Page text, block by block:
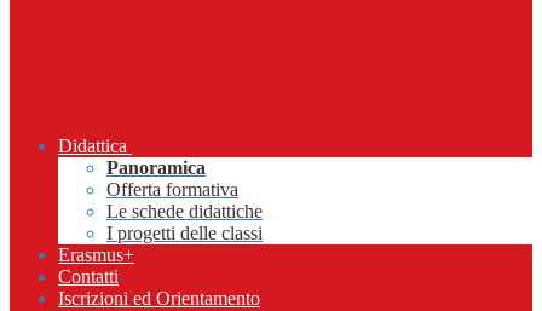
Didattica
Panoramica
Offerta formativa
Le schede didattiche
I progetti delle classi
Erasmus+
Contatti
Iscrizioni ed Orientamento